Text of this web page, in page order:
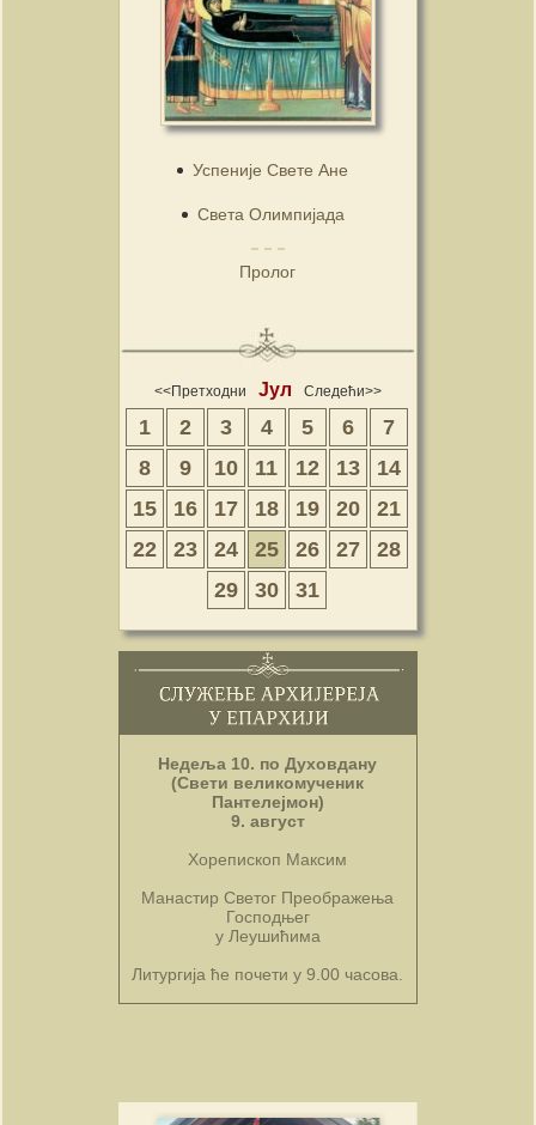
Успеније Свете Ане
Света Олимпијада
Пролог
<<Претходни Јул Следећи>>
1 2 3 4 5 6
7
8
9 10 11 12 13
14
15
16 17 18 19 20
21
22
23 24 25 26 27
28
29
30 31
Недеља 10. по Духовдану
(Свети великомученик
Пантелејмон)
9. август
Хорепископ Максим
Манастир Светог Преображења
Господњег
у Леушићима
Литургија ће почети у 9.00 часова.